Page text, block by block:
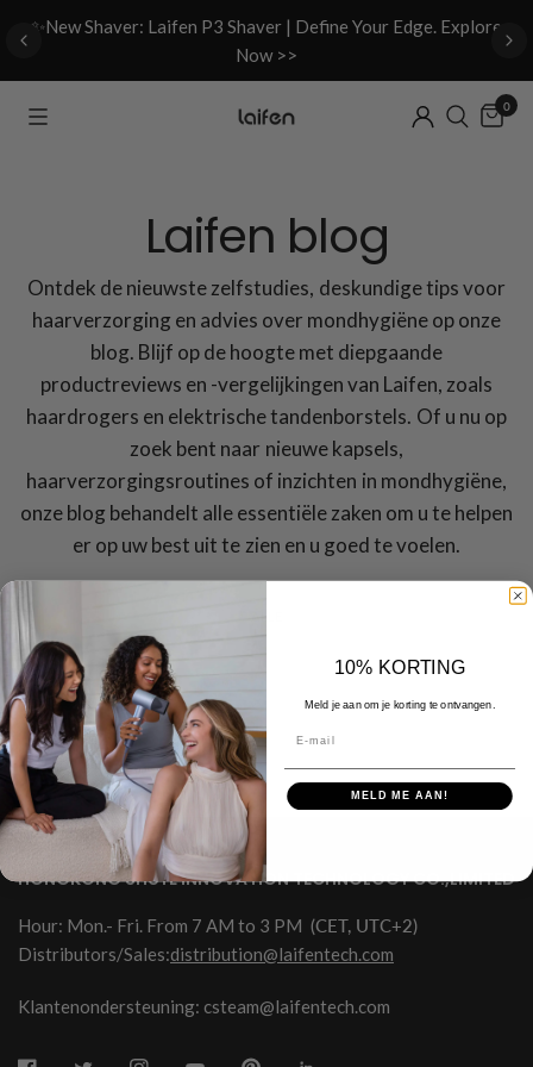
✨New Shaver: Laifen P3 Shaver | Define Your Edge. Explore
Now >>
0
Laifen blog
Ontdek de nieuwste zelfstudies, deskundige tips voor
haarverzorging en advies over mondhygiëne op onze
blog. Blijf op de hoogte met diepgaande
productreviews en -vergelijkingen van Laifen, zoals
haardrogers en elektrische tandenborstels. Of u nu op
zoek bent naar nieuwe kapsels,
haarverzorgingsroutines of inzichten in mondhygiëne,
onze blog behandelt alle essentiële zaken om u te helpen
er op uw best uit te zien en u goed te voelen.
HONGKONG SHUYE INNOVATION TECHNOLOGY CO.,LIMITED
Hour: Mon.- Fri. From 7 AM to 3 PM (CET, UTC+2)
Distributors/Sales:distribution@laifentech.com
Klantenondersteuning: csteam@laifentech.com
10% KORTING
Meld je aan om je korting te ontvangen.
MELD ME AAN!